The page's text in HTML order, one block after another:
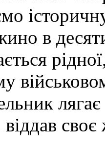
в
віддав